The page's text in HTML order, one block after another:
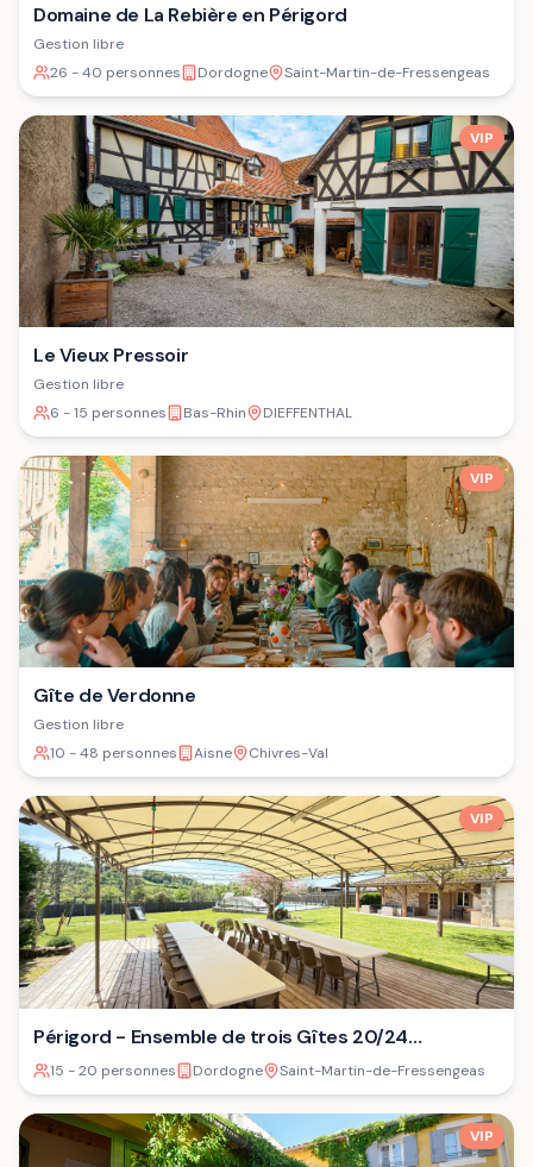
Domaine de La Rebière en Périgord
Gestion libre
26 - 40 personnes
Dordogne Saint-Martin-de-Fressengeas
VIP
Le Vieux Pressoir
Gestion libre
6 - 15 personnes
Bas-Rhin DIEFFENTHAL
VIP
Gîte de Verdonne
Gestion libre
10 - 48 personnes
Aisne Chivres-Val
VIP
Périgord - Ensemble de trois Gîtes 20/24
personnes⁷
15 - 20 personnes Dordogne Saint-Martin-de-Fressengeas
VIP